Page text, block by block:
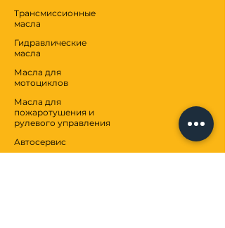
Трансмиссионные
масла
Гидравлические
масла
Масла для
мотоциклов
Масла для
пожаротушения и
рулевого управления
Автосервис